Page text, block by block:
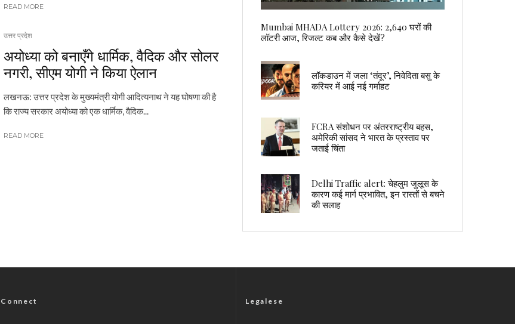
READ MORE
उत्तर प्रदेश
अयोध्या को बनाएँगे धार्मिक, वैदिक और सोलर
नगरी, सीएम योगी ने किया ऐलान
लखनऊ: उत्तर प्रदेश के मुख्यमंत्री योगी आदित्यनाथ ने यह घोषणा की है
कि राज्य सरकार अयोध्या को एक धार्मिक, वैदिक...
READ MORE
Mumbai MHADA Lottery 2026: 2,640 घरों की
लॉटरी आज, रिजल्ट कब और कैसे देखें?
लॉकडाउन में जला ‘तंदूर’, निवेदिता बसु के
करियर में आई नई गर्माहट
FCRA संशोधन पर अंतरराष्ट्रीय बहस,
अमेरिकी सांसद ने भारत के प्रस्ताव पर
जताई चिंता
Delhi Traffic alert: चेहलुम जुलूस के
कारण कई मार्ग प्रभावित, इन रास्तों से बचने
की सलाह
Connect Legalese